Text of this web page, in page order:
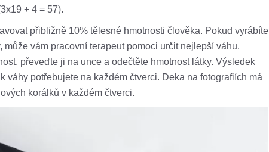
+ 4 = 57).
přibližně 10% tělesné hmotnosti člověka. Pokud vyrábíte
vám pracovní terapeut pomoci určit nejlepší váhu.
převeďte ji na unce a odečtěte hmotnost látky. Výsledek
váhy potřebujete na každém čtverci. Deka na fotografiích má
korálků v každém čtverci.